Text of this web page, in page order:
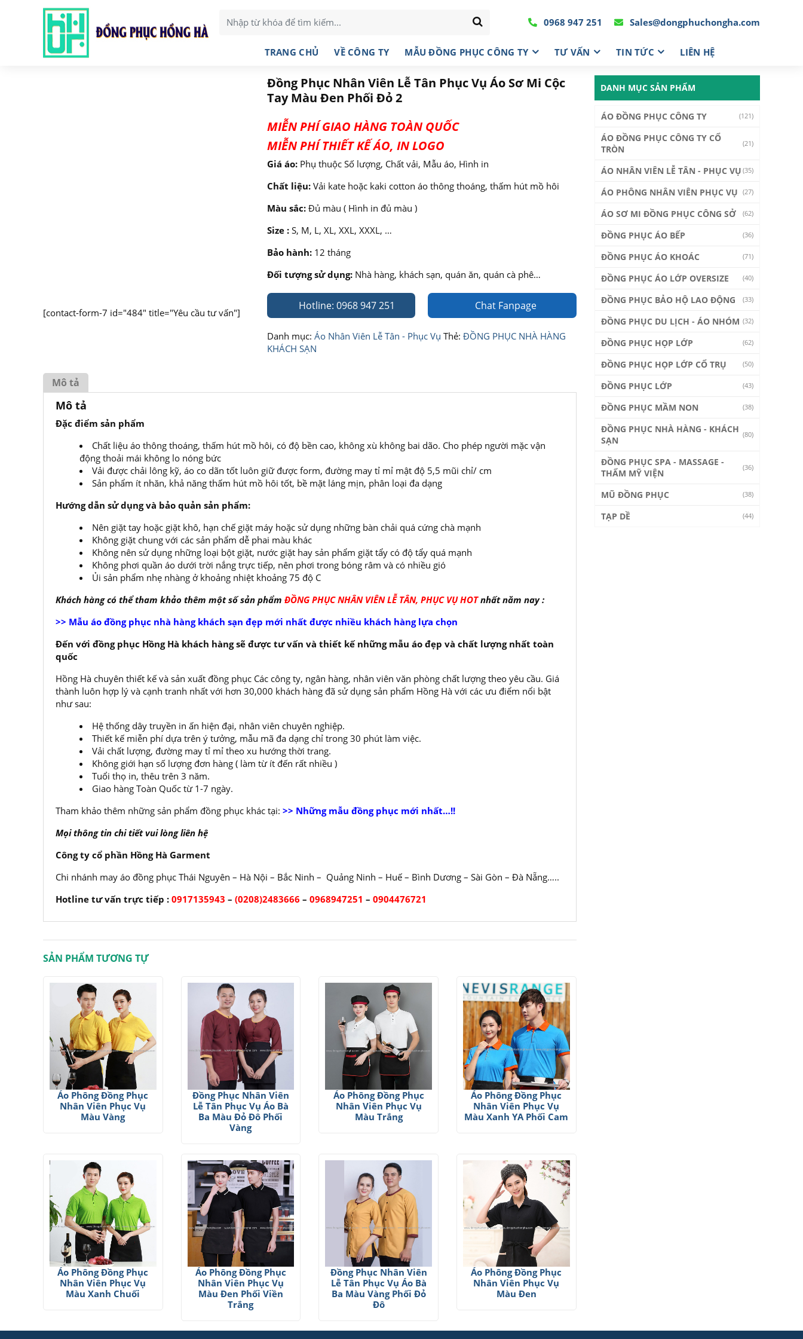
0968 947 251 Sales@dongphuchongha.com
TRANG CHỦ VỀ CÔNG TY MẪU ĐỒNG PHỤC CÔNG TY TƯ VẤN TIN TỨC LIÊN HỆ
[contact-form-7 id="484" title="Yêu cầu tư vấn"]
Đồng Phục Nhân Viên Lễ Tân Phục Vụ Áo Sơ Mi Cộc
Tay Màu Đen Phối Đỏ 2
MIỄN PHÍ GIAO HÀNG TOÀN QUỐC
MIỄN PHÍ THIẾT KẾ ÁO, IN LOGO
Giá áo:Phụ thuộc Số lượng, Chất vải, Mẫu áo, Hình in
Chất liệu:Vải kate hoặc kaki cotton áo thông thoáng, thấm hút mồ hôi
Màu sắc:Đủ màu ( Hình in đủ màu )
Size :S, M, L, XL, XXL, XXXL, …
Bảo hành:12 tháng
Đối tượng sử dụng:Nhà hàng, khách sạn, quán ăn, quán cà phê…
Hotline: 0968 947 251 Chat Fanpage
Danh mục: Áo Nhân Viên Lễ Tân - Phục Vụ Thẻ: ĐỒNG PHỤC NHÀ HÀNG
KHÁCH SẠN
Mô tả
Mô tả
Đặc điểm sản phẩm
Chất liệu áo thông thoáng, thấm hút mồ hôi, có độ bền cao, không xù không bai dão. Cho phép người mặc vận
động thoải mái không lo nóng bức
Vải được chải lông kỹ, áo co dãn tốt luôn giữ được form, đường may tỉ mỉ mật độ 5,5 mũi chỉ/ cm
Sản phẩm ít nhăn, khả năng thấm hút mồ hôi tốt, bề mặt láng mịn, phân loại đa dạng
Hướng dẫn sử dụng và bảo quản sản phẩm:
Nên giặt tay hoặc giặt khô, hạn chế giặt máy hoặc sử dụng những bàn chải quá cứng chà mạnh
Không giặt chung với các sản phẩm dễ phai màu khác
Không nên sử dụng những loại bột giặt, nước giặt hay sản phẩm giặt tẩy có độ tẩy quá mạnh
Không phơi quần áo dưới trời nắng trực tiếp, nên phơi trong bóng râm và có nhiều gió
Ủi sản phẩm nhẹ nhàng ở khoảng nhiệt khoảng 75 độ C
Khách hàng có thể tham khảo thêm một số sản phẩm ĐỒNG PHỤC NHÂN VIÊN LỄ TÂN, PHỤC VỤHOTnhất năm nay :
>> Mẫu áo đồng phục nhà hàng khách sạn đẹp mới nhất được nhiều khách hàng lựa chọn
Đến với đồng phục Hồng Hà khách hàng sẽ được tư vấn và thiết kế những mẫu áo đẹp và chất lượng nhất toàn
quốc
Hồng Hà chuyên thiết kế và sản xuất đồng phục Các công ty, ngân hàng, nhân viên văn phòng chất lượng theo yêu cầu. Giá
thành luôn hợp lý và cạnh tranh nhất với hơn 30,000 khách hàng đã sử dụng sản phẩm Hồng Hà với các ưu điểm nổi bật
như sau:
Hệ thống dây truyền in ấn hiện đại, nhân viên chuyên nghiệp.
Thiết kế miễn phí dựa trên ý tưởng, mẫu mã đa dạng chỉ trong 30 phút làm việc.
Vải chất lượng, đường may tỉ mỉ theo xu hướng thời trang.
Không giới hạn số lượng đơn hàng ( làm từ ít đến rất nhiều )
Tuổi thọ in, thêu trên 3 năm.
Giao hàng Toàn Quốc từ 1-7 ngày.
Tham khảo thêm những sản phẩm đồng phục khác tại: >> Những mẫu đồng phục mới nhất…!!
Mọi thông tin chi tiết vui lòng liên hệ
Công ty cổ phần Hồng Hà Garment
Chi nhánh may áo đồng phục Thái Nguyên – Hà Nội – Bắc Ninh – Quảng Ninh – Huế – Bình Dương – Sài Gòn – Đà Nẵng…..
Hotline tư vấn trực tiếp : 0917135943 – (0208)2483666 – 0968947251 – 0904476721
SẢN PHẨM TƯƠNG TỰ
Áo Phông Đồng Phục
Nhân Viên Phục Vụ
Màu Vàng
Đồng Phục Nhân Viên
Lễ Tân Phục Vụ Áo Bà
Ba Màu Đỏ Đô Phối
Vàng
Áo Phông Đồng Phục
Nhân Viên Phục Vụ
Màu Trắng
Áo Phông Đồng Phục
Nhân Viên Phục Vụ
Màu Xanh YA Phối Cam
Áo Phông Đồng Phục
Nhân Viên Phục Vụ
Màu Xanh Chuối
Áo Phông Đồng Phục
Nhân Viên Phục Vụ
Màu Đen Phối Viền
Trắng
Đồng Phục Nhân Viên
Lễ Tân Phục Vụ Áo Bà
Ba Màu Vàng Phối Đỏ
Đô
Áo Phông Đồng Phục
Nhân Viên Phục Vụ
Màu Đen
DANH MỤC SẢN PHẨM
ÁO ĐỒNG PHỤC CÔNG TY (121)
ÁO ĐỒNG PHỤC CÔNG TY CỔ
TRÒN
(21)
ÁO NHÂN VIÊN LỄ TÂN - PHỤC VỤ (35)
ÁO PHÔNG NHÂN VIÊN PHỤC VỤ (27)
ÁO SƠ MI ĐỒNG PHỤC CÔNG SỞ (62)
ĐỒNG PHỤC ÁO BẾP (36)
ĐỒNG PHỤC ÁO KHOÁC (71)
ĐỒNG PHỤC ÁO LỚP OVERSIZE (40)
ĐỒNG PHỤC BẢO HỘ LAO ĐỘNG (33)
ĐỒNG PHỤC DU LỊCH - ÁO NHÓM (32)
ĐỒNG PHỤC HỌP LỚP (62)
ĐỒNG PHỤC HỌP LỚP CỔ TRỤ (50)
ĐỒNG PHỤC LỚP (43)
ĐỒNG PHỤC MẦM NON (38)
ĐỒNG PHỤC NHÀ HÀNG - KHÁCH
SẠN
(80)
ĐỒNG PHỤC SPA - MASSAGE -
THẨM MỸ VIỆN
(36)
MŨ ĐỒNG PHỤC (38)
TẠP DỀ (44)